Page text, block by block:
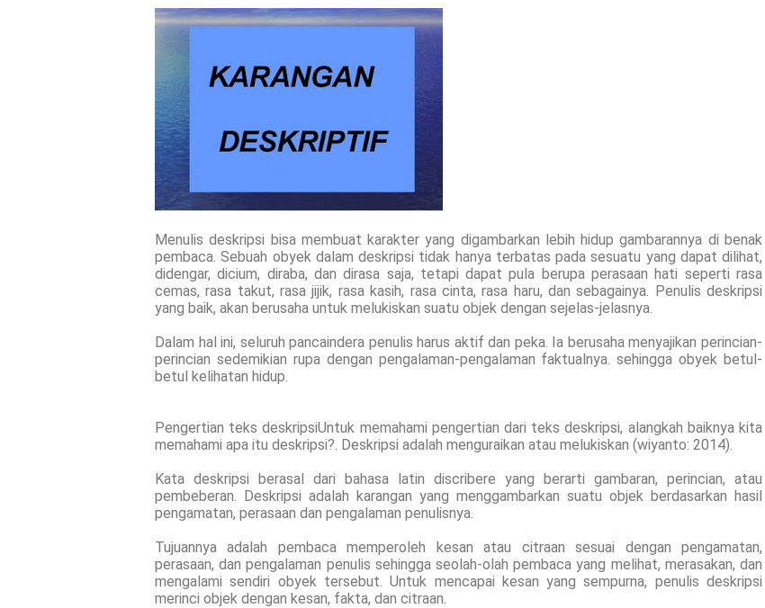
Menulis deskripsi bisa membuat karakter yang digambarkan lebih hidup gambarannya di benak
pembaca. Sebuah obyek dalam deskripsi tidak hanya terbatas pada sesuatu yang dapat dilihat,
didengar, dicium, diraba, dan dirasa saja, tetapi dapat pula berupa perasaan hati seperti rasa
cemas, rasa takut, rasa jijik, rasa kasih, rasa cinta, rasa haru, dan sebagainya. Penulis deskripsi
yang baik, akan berusaha untuk melukiskan suatu objek dengan sejelas-jelasnya.
Dalam hal ini, seluruh pancaindera penulis harus aktif dan peka. Ia berusaha menyajikan perincian-
perincian sedemikian rupa dengan pengalaman-pengalaman faktualnya. sehingga obyek betul-
betul kelihatan hidup.
Pengertian teks deskripsiUntuk memahami pengertian dari teks deskripsi, alangkah baiknya kita
memahami apa itu deskripsi?. Deskripsi adalah menguraikan atau melukiskan (wiyanto: 2014).
Kata deskripsi berasal dari bahasa latin discribere yang berarti gambaran, perincian, atau
pembeberan. Deskripsi adalah karangan yang menggambarkan suatu objek berdasarkan hasil
pengamatan, perasaan dan pengalaman penulisnya.
Tujuannya adalah pembaca memperoleh kesan atau citraan sesuai dengan pengamatan,
perasaan, dan pengalaman penulis sehingga seolah-olah pembaca yang melihat, merasakan, dan
mengalami sendiri obyek tersebut. Untuk mencapai kesan yang sempurna, penulis deskripsi
merinci objek dengan kesan, fakta, dan citraan.